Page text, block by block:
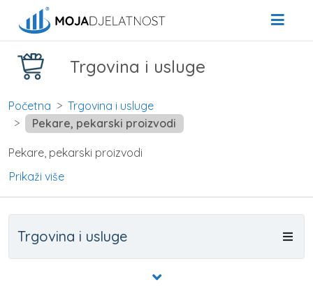
Trgovina i usluge
Početna
Trgovina i usluge
Pekare, pekarski proizvodi
Pekare, pekarski proizvodi
Prikaži više
Trgovina i usluge